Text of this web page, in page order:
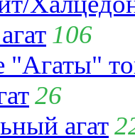
106
"Агаты"
26
агат